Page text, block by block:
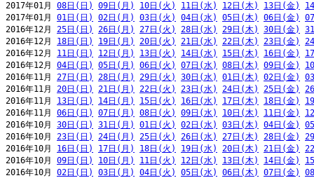
2017年01月 08日(日) 09日(月) 10日(火) 11日(水) 12日(木) 13日(金)
2017年01月 01日(日) 02日(月) 03日(火) 04日(水) 05日(木) 06日(金)
2016年12月 25日(日) 26日(月) 27日(火) 28日(水) 29日(木) 30日(金)
2016年12月 18日(日) 19日(月) 20日(火) 21日(水) 22日(木) 23日(金)
2016年12月 11日(日) 12日(月) 13日(火) 14日(水) 15日(木) 16日(金)
2016年12月 04日(日) 05日(月) 06日(火) 07日(水) 08日(木) 09日(金)
2016年11月 27日(日) 28日(月) 29日(火) 30日(水) 01日(木) 02日(金)
2016年11月 20日(日) 21日(月) 22日(火) 23日(水) 24日(木) 25日(金)
2016年11月 13日(日) 14日(月) 15日(火) 16日(水) 17日(木) 18日(金)
2016年11月 06日(日) 07日(月) 08日(火) 09日(水) 10日(木) 11日(金)
2016年10月 30日(日) 31日(月) 01日(火) 02日(水) 03日(木) 04日(金)
2016年10月 23日(日) 24日(月) 25日(火) 26日(水) 27日(木) 28日(金)
2016年10月 16日(日) 17日(月) 18日(火) 19日(水) 20日(木) 21日(金)
2016年10月 09日(日) 10日(月) 11日(火) 12日(水) 13日(木) 14日(金)
2016年10月 02日(日) 03日(月) 04日(火) 05日(水) 06日(木) 07日(金)